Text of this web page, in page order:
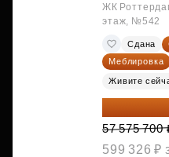
ЖК
этаж, №542
Сдана
Меблировка
Живите
51 242
57 575 700
599 326 ₽